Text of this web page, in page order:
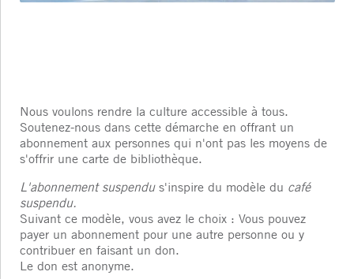
Nous voulons rendre la culture accessible à tous.
Soutenez-nous dans cette démarche en offrant un
abonnement aux personnes qui n'ont pas les moyens de
s'offrir une carte de bibliothèque.
L'abonnement suspendu s'inspire du modèle du café
suspendu.
Suivant ce modèle, vous avez le choix : Vous pouvez
payer un abonnement pour une autre personne ou y
contribuer en faisant un don.
Le don est anonyme.